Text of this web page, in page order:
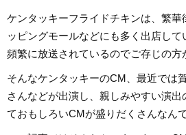
バンドでドラムと、さまざまな楽器
め、各地の音楽フェスの紹介記事や
活動やこれまでの業務で培った経験
す。音楽は国内外のロックはもちろ
ケンタッキーフライドチキンは、繁華
ッピングモールなどにも多く出店し
頻繁に放送されているのでご存じの方
そんなケンタッキーのCM、最近では
さんなどが出演し、親しみやすい演
ておもしろいCMが盛りだくさんなんで